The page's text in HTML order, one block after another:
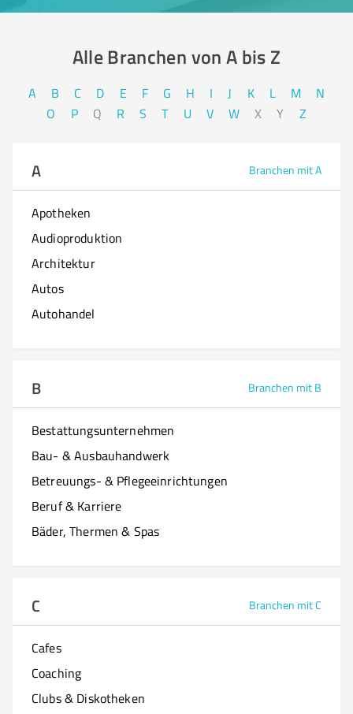
Alle Branchen von A bis Z​
A B C D E F G H I J K L M
N
O
P Q R S T U V W X Y Z
A Branchen mit A
Apotheken
Audioproduktion
Architektur
Autos
Autohandel
B Branchen mit B
Bestattungsunternehmen
Bau- & Ausbauhandwerk
Betreuungs- & Pflegeeinrichtungen
Beruf & Karriere
Bäder, Thermen & Spas
C Branchen mit C
Cafes
Coaching
Clubs & Diskotheken